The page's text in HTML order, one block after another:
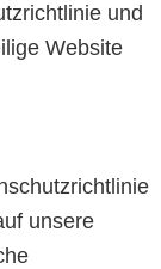
und
Website
unsere